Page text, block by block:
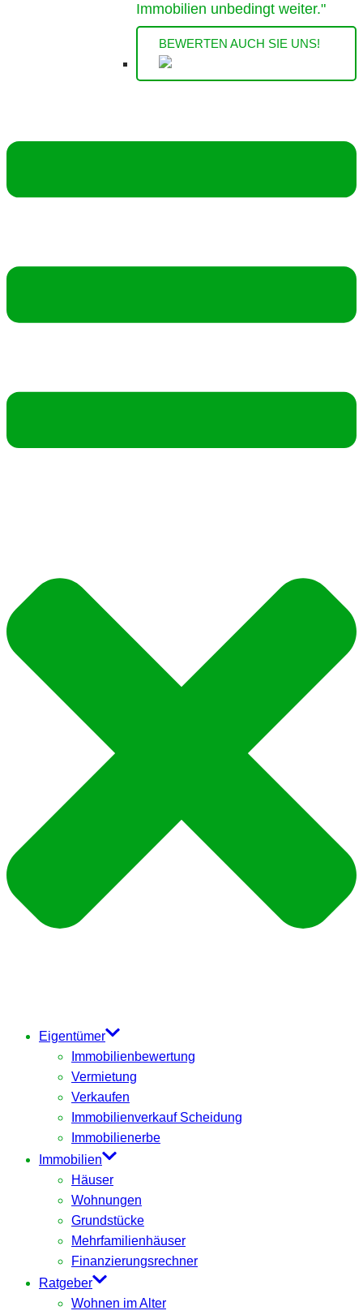
Immobilien unbedingt weiter."
BEWERTEN AUCH SIE UNS!
Eigentümer
Immobilienbewertung
Vermietung
Verkaufen
Immobilienverkauf Scheidung
Immobilienerbe
Immobilien
Häuser
Wohnungen
Grundstücke
Mehrfamilienhäuser
Finanzierungsrechner
Ratgeber
Wohnen im Alter